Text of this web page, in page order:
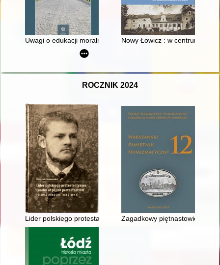
Uwagi o edukacji moralnej synów szlacheckich w XVI-
Nowy Łowicz : w centrum
ROCZNIK 2024
Lider polskiego protestantyzmu = leader of Polish
Zagadkowy piętnastowieczny